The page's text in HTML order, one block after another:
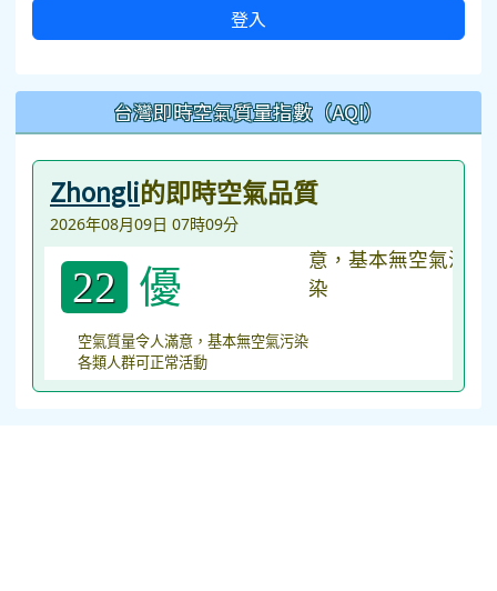
登入
台灣即時空氣質量指數（AQI）
Zhongli的即時空氣品質
2026年08月09日 07時09分
22 優
空氣質量令人滿意，基本無空氣污染
各類人群可正常活動